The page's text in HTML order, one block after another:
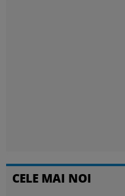
CELE MAI NOI